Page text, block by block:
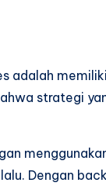
adalah
strategi
Dengan